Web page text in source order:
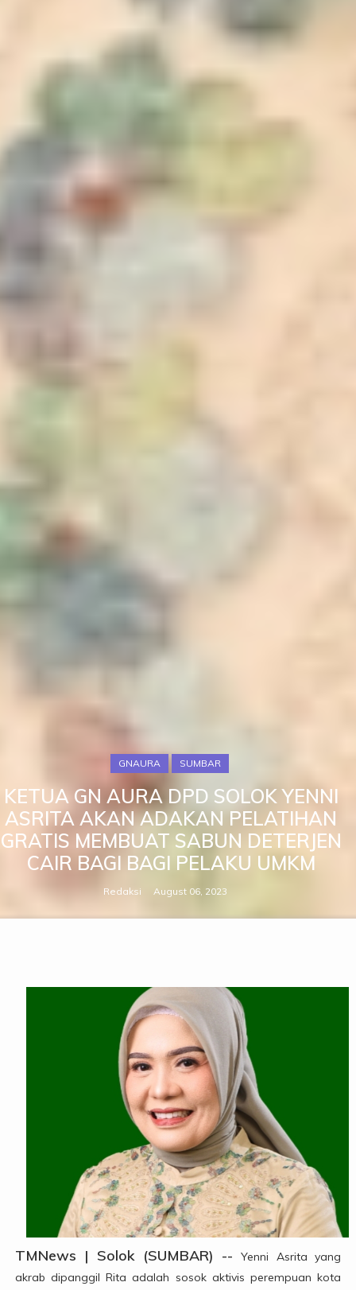
GNAURA SUMBAR
KETUA GN AURA DPD SOLOK YENNI
ASRITA AKAN ADAKAN PELATIHAN
GRATIS MEMBUAT SABUN DETERJEN
CAIR BAGI BAGI PELAKU UMKM
Redaksi August 06, 2023
TMNews | Solok (SUMBAR) --Yenni Asrita yang
akrab dipanggil Rita adalah sosok aktivis perempuan kota